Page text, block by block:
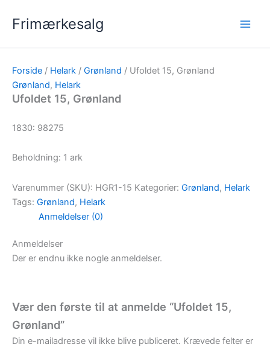
Frimærkesalg
Forside / Helark / Grønland / Ufoldet 15, Grønland
Grønland, Helark
Ufoldet 15, Grønland
1830: 98275
Beholdning: 1 ark
Varenummer (SKU): HGR1-15 Kategorier: Grønland, Helark
Tags: Grønland, Helark
Anmeldelser (0)
Anmeldelser
Der er endnu ikke nogle anmeldelser.
Vær den første til at anmelde “Ufoldet 15,
Grønland”
Din e-mailadresse vil ikke blive publiceret. Krævede felter er